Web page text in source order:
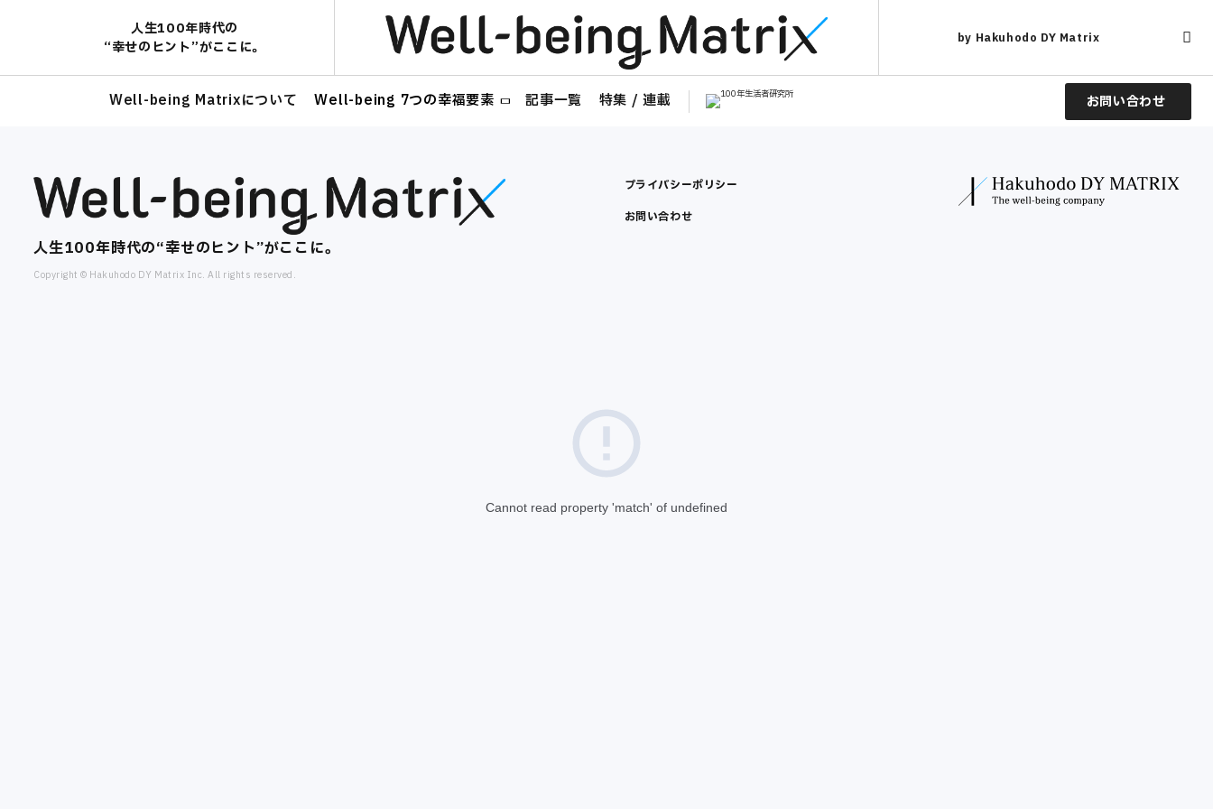
人生100年時代の​
“幸せのヒント”がここに。​
by Hakuhodo DY Matrix
Well-being Matrixについて Well-being 7つの幸福要素 記事一覧 特集 / 連載 お問い合わせ
Cannot read property 'match' of undefined
人生100年時代の​“幸せのヒント”がここに。​
プライバシーポリシー
お問い合わせ
Copyright © Hakuhodo DY Matrix Inc. All rights reserved.